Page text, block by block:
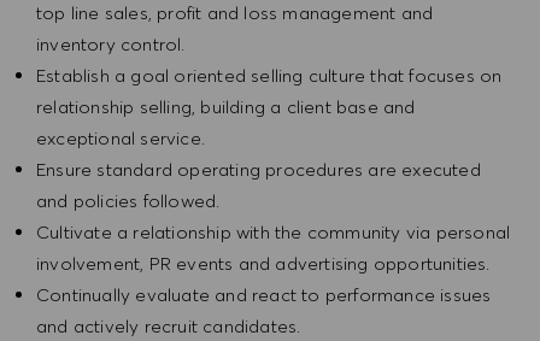
top line sales, profit and loss management and
inventory control.
Establish a goal oriented selling culture that focuses on
relationship selling, building a client base and
exceptional service.
Ensure standard operating procedures are executed
and policies followed.
Cultivate a relationship with the community via personal
involvement, PR events and advertising opportunities.
Continually evaluate and react to performance issues
and actively recruit candidates.